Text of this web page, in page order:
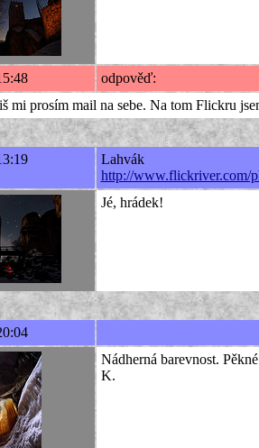
odpověď:
mi prosím mail na sebe. Na tom Flickru
Lahvák
http://www.flickriver.com/
Jé, hrádek!
Nádherná barevnost.
K.